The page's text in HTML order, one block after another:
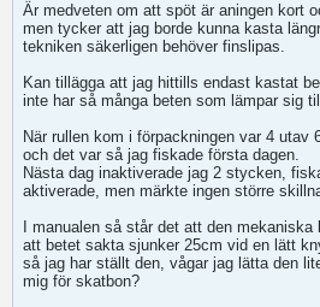
Är medveten om att spöt är aningen kort
men tycker att jag borde kunna kasta
tekniken säkerligen behöver finslipas.
Kan tillägga att jag hittills endast kastat
inte har så många beten som lämpar sig
När rullen kom i förpackningen var 4 utav
och det var så jag fiskade första dagen.
Nästa dag inaktiverade jag 2 stycken,
aktiverade, men märkte ingen större
I manualen så står det att den
att betet sakta sjunker 25cm vid en lätt
så jag har ställt den, vågar jag lätta den
mig för skatbon?